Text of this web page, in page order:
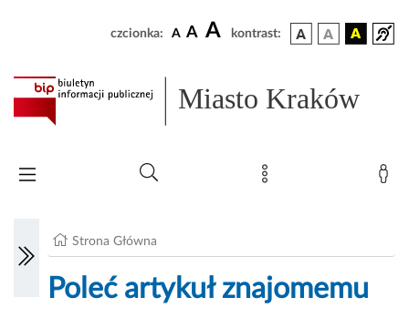
czcionka: A A A kontrast:
Miasto Kraków
Strona Główna
Poleć artykuł znajomemu